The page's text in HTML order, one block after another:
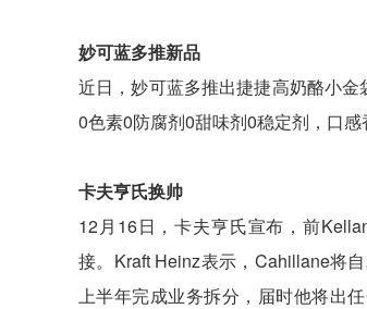
妙可蓝多推新品
近日，妙可蓝多推出捷捷高奶酪小
0色素0防腐剂0甜味剂0稳定剂，口感
卡夫亨氏换帅
12月16日，卡夫亨氏宣布，前
接。Kraft Heinz表示，Cahillane将
上半年完成业务拆分，届时他将出